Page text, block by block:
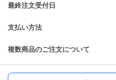
最終注文受付日
支払い方法
複数商品のご注文について